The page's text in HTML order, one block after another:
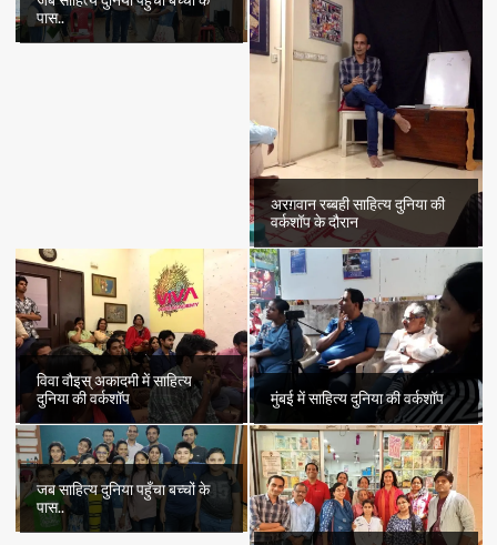
पास..
अरग़वान रब्बही साहित्य दुनिया की
वर्कशॉप के दौरान
विवा वौइस् अकादमी में साहित्य
दुनिया की वर्कशॉप
मुंबई में साहित्य दुनिया की वर्कशॉप
जब साहित्य दुनिया पहुँचा बच्चों के
पास..